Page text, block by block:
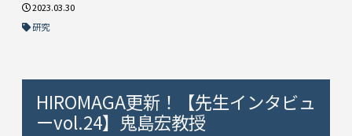
2023.03.30
研究
HIROMAGA更新！【先生インタビュ
ーvol.24】鬼島宏教授